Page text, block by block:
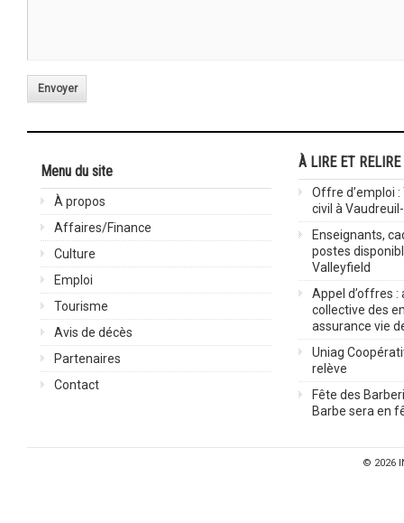
Envoyer
Menu du site
À propos
Affaires/Finance
Culture
Emploi
Tourisme
Avis de décès
Partenaires
Contact
À LIRE ET RELIRE
Offre d’emploi
civil à
Enseignants,
postes
Valleyfield
Appel d’offres :
collective des
assurance vie
Uniag
relève
Fête des
Barbe sera en
© 2026